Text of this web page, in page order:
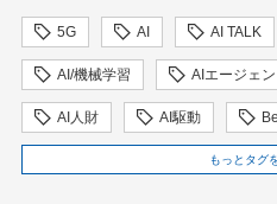
5G AI AI TALK
AI/機械学習 AIエージェン
AI人財 AI駆動
blockchain
もっとタグ